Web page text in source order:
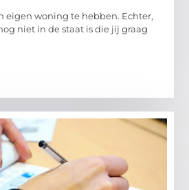
eigen woning te hebben. Echter,
niet in de staat is die jij graag